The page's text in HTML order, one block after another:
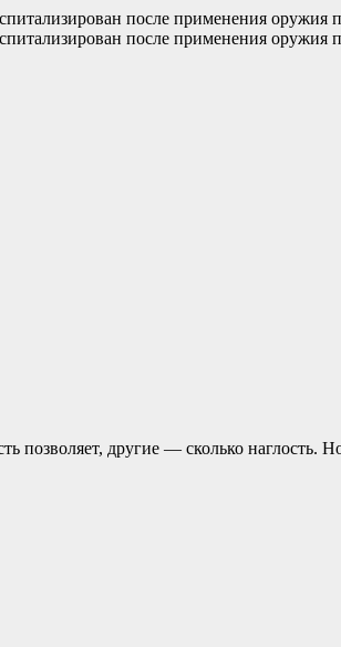
позвoляет, другие — сколько наглость.